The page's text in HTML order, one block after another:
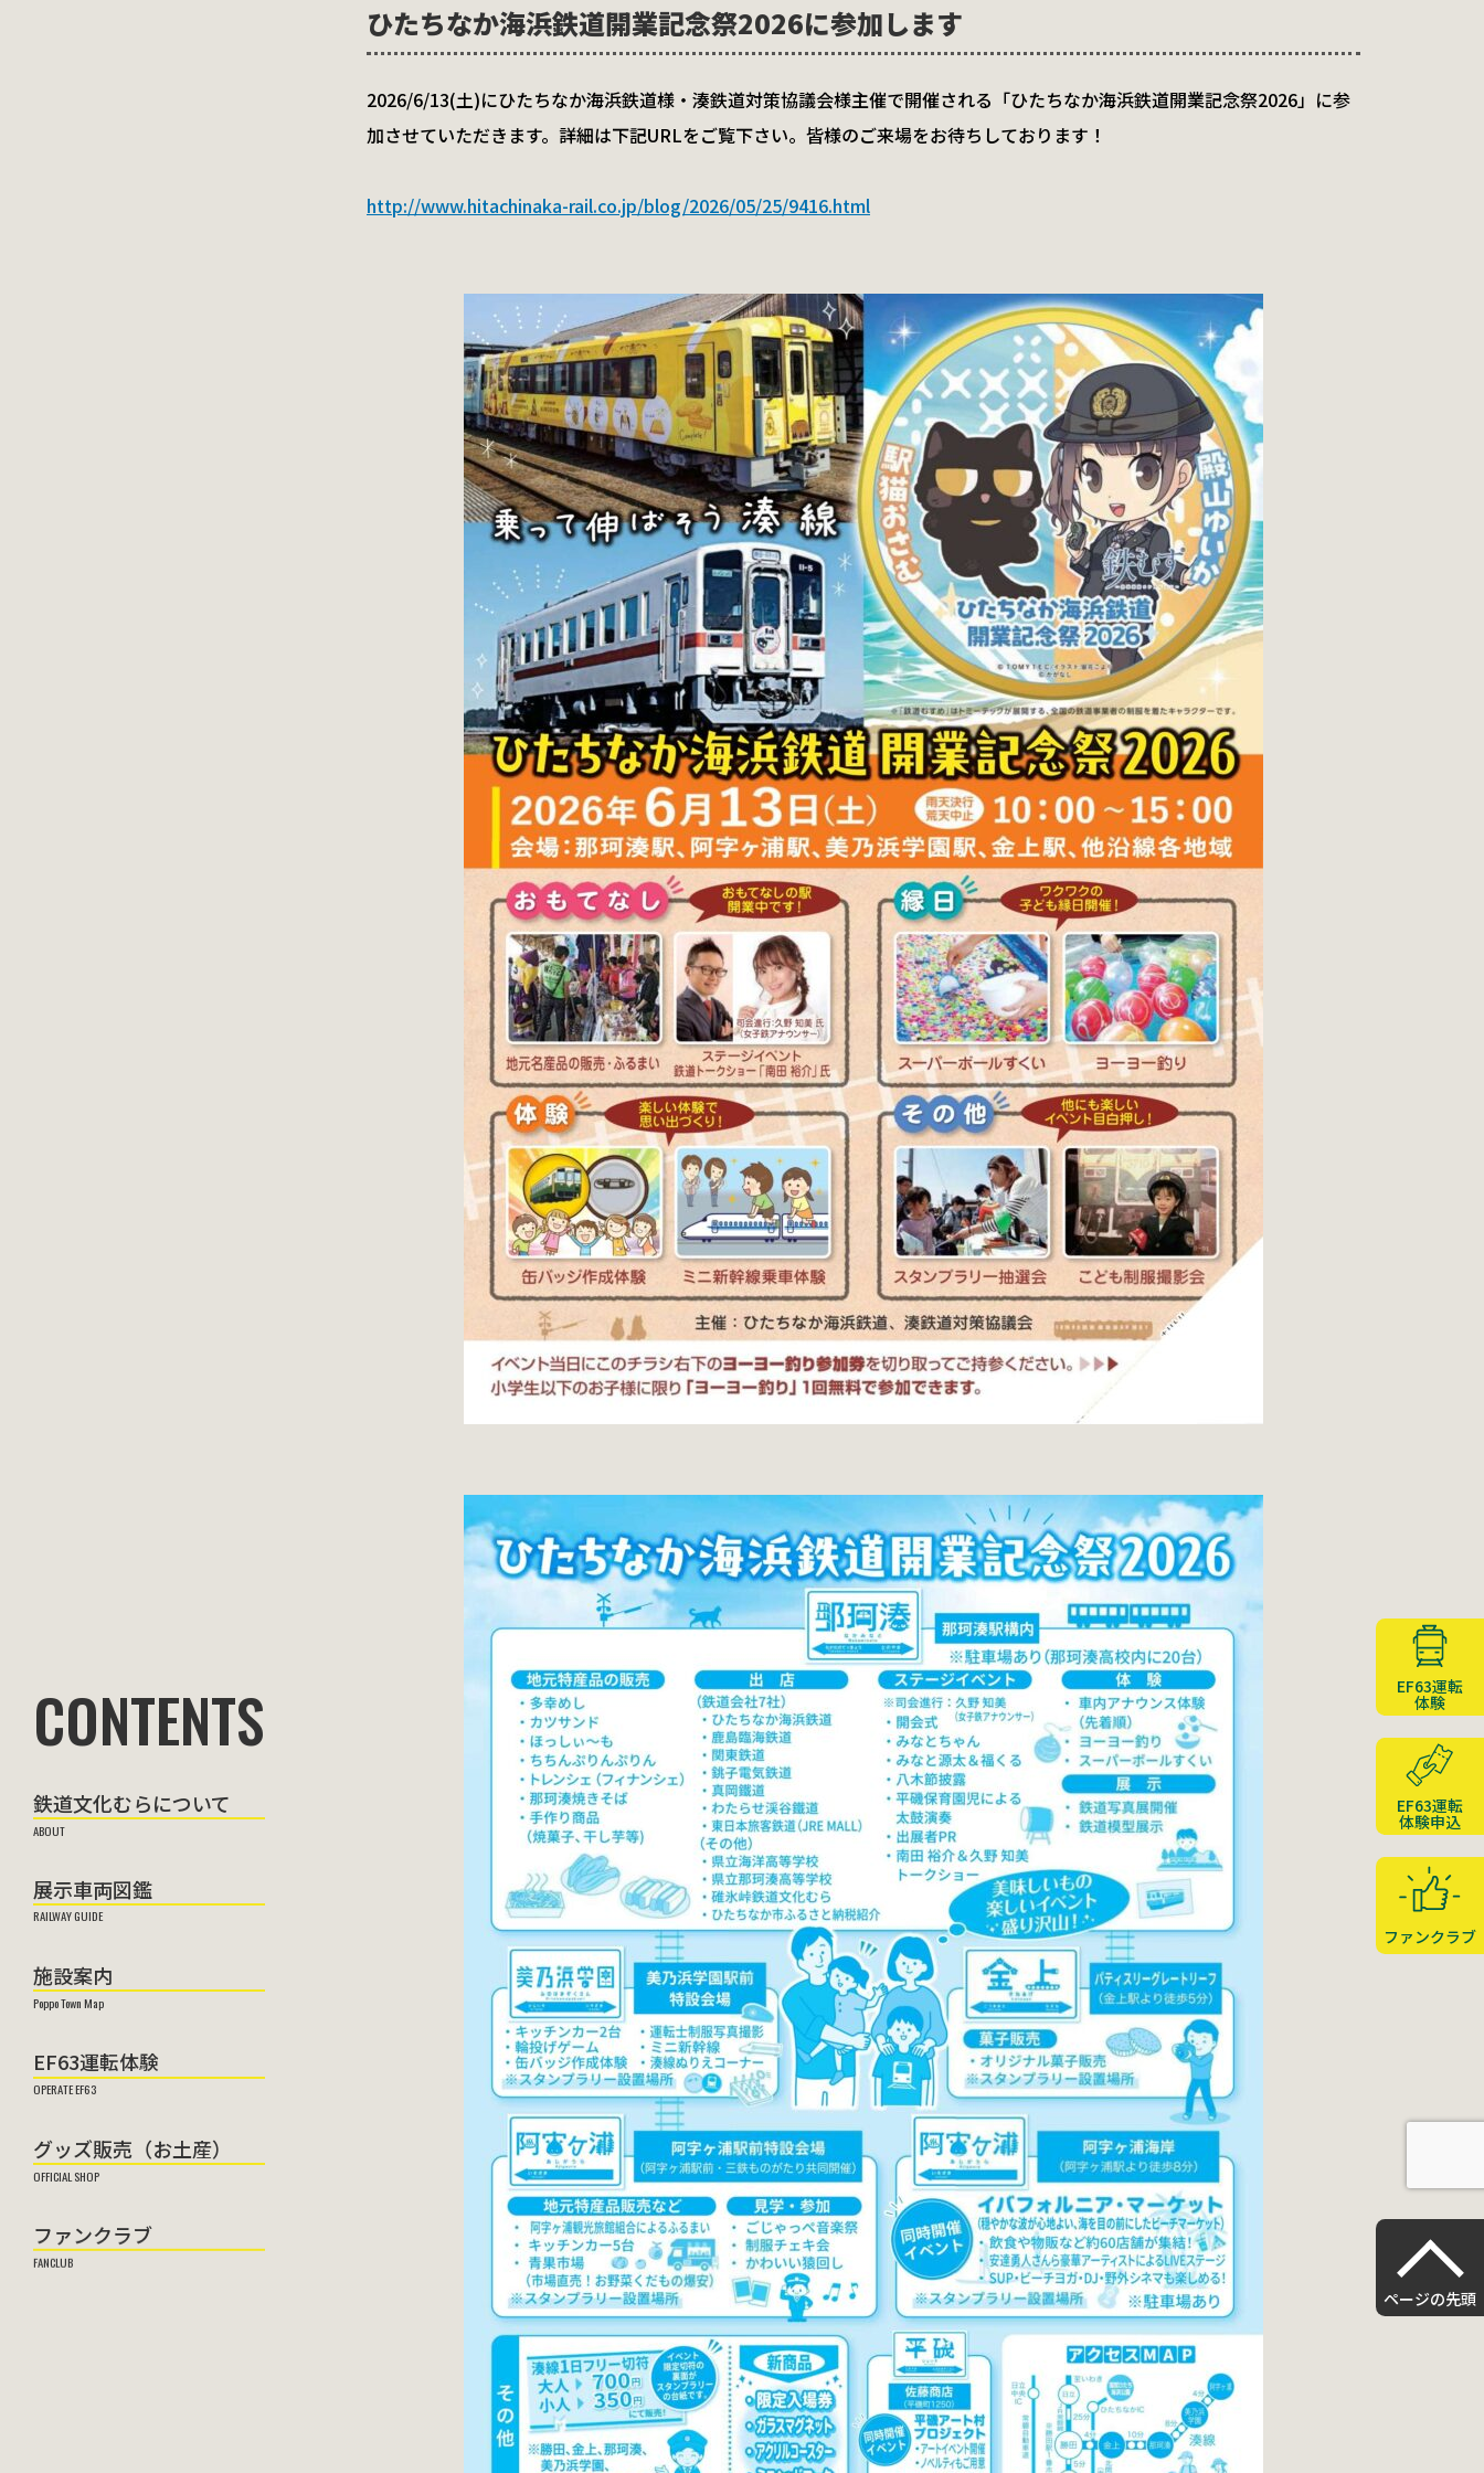
鉄道文化むらについて
展示車両図鑑
施設案内
EF63運転体験
グッズ販売（お土産）
ファンクラブ
ひたちなか海浜鉄道開業記念祭2026に参加します
2026/6/13(土)にひたちなか海浜鉄道様・湊鉄道対策協議会様主催で開催される「ひたちなか海浜鉄道開業記念祭2026」に参
加させていただきます。詳細は下記URLをご覧下さい。皆様のご来場をお待ちしております！
http://www.hitachinaka-rail.co.jp/blog/2026/05/25/9416.html
EF63運転
体験
EF63運転
体験申込
ファンクラブ
ページの先頭